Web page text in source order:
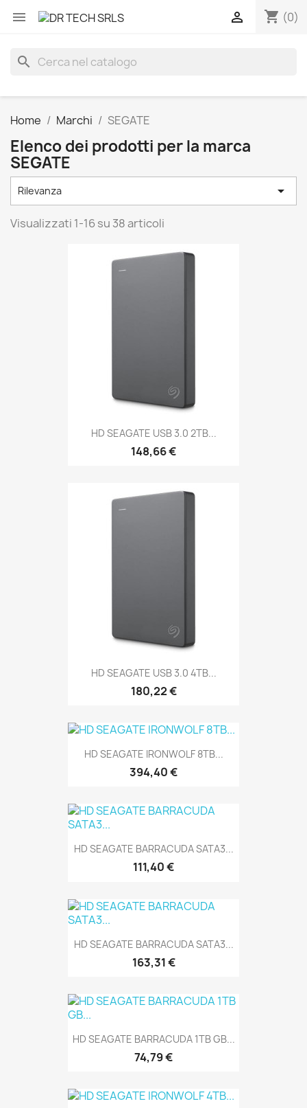
 shopping_cart (0)

search
Home Marchi SEGATE
Elenco dei prodotti per la marca
SEGATE
Rilevanza 
Visualizzati 1-16 su 38 articoli
HD SEAGATE USB 3.0 2TB...
148,66 €
HD SEAGATE USB 3.0 4TB...
180,22 €
HD SEAGATE IRONWOLF 8TB...
394,40 €
HD SEAGATE BARRACUDA SATA3...
111,40 €
HD SEAGATE BARRACUDA SATA3...
163,31 €
HD SEAGATE BARRACUDA 1TB GB...
74,79 €